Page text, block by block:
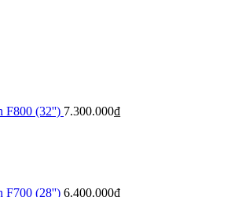
F800 (32'') 7.300.000₫
F700 (28'') 6.400.000₫